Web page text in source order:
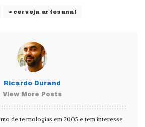
cerveja artesanal
Ricardo Durand
View More Posts
de tecnologias em 2005 e tem interesse